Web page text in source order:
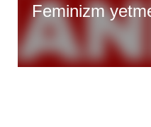
Feminizm